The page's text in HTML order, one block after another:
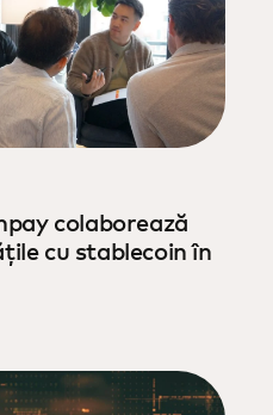
colaborează
cu stablecoin în